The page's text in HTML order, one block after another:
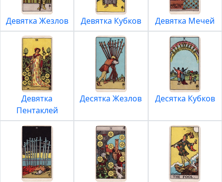
Девятка Жезлов Девятка Кубков Девятка Мечей
Девятка
Пентаклей
Десятка Жезлов Десятка Кубков